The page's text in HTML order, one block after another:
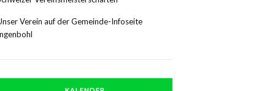
Verein auf der Gemeinde-Infoseite